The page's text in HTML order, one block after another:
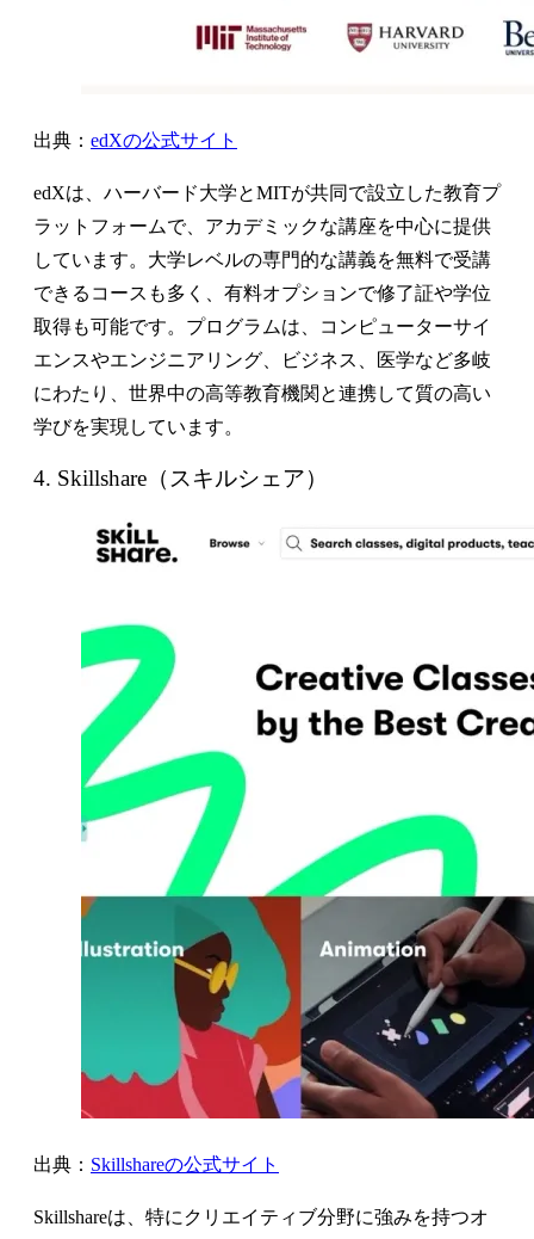
出典： edXの公式サイト
edXは、ハーバード大学とMITが共同で設立した教育プ
ラットフォームで、アカデミックな講座を中心に提供
しています。大学レベルの専門的な講義を無料で受講
できるコースも多く、有料オプションで修了証や学位
取得も可能です。プログラムは、コンピューターサイ
エンスやエンジニアリング、ビジネス、医学など多岐
にわたり、世界中の高等教育機関と連携して質の高い
学びを実現しています。
4. Skillshare（スキルシェア）
出典： Skillshareの公式サイト
Skillshareは、特にクリエイティブ分野に強みを持つオ